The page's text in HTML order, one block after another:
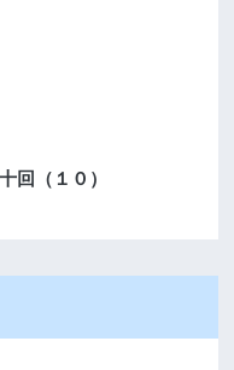
回（１０）